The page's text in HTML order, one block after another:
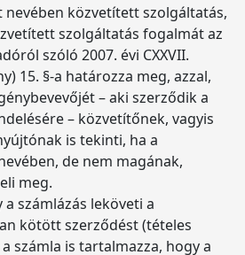
nevében közvetített szolgáltatás,
szolgáltatás fogalmát az
szóló 2007. évi CXXVII.
15. §-a határozza meg, azzal,
– aki szerződik a
– közvetítőnek, vagyis
is tekinti, ha a
de nem magának,
meg.
számlázás leköveti a
kötött szerződést (tételes
számla is tartalmazza, hogy a